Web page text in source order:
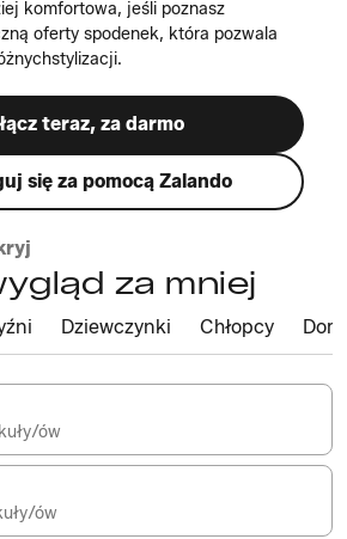
komfortowa, jeśli poznasz
oferty spodenek, która pozwala
teraz, za darmo
się za pomocą Zalando
za mniej
Dziewczynki Chłopcy Dom
ów
ów